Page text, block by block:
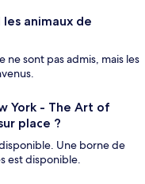
animaux de
ne sont pas admis, mais les
York - The Art of
place ?
Une borne de
est disponible.